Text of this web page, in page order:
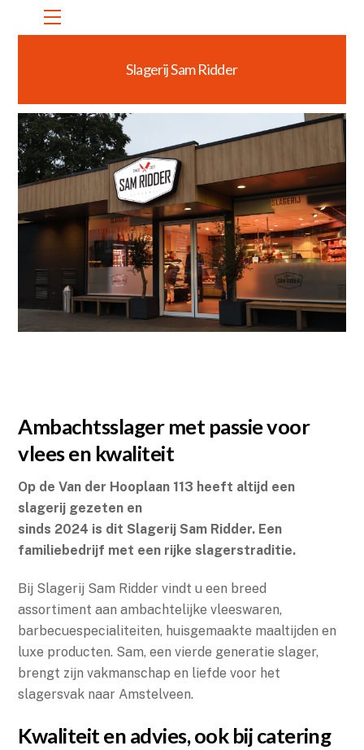
Menu
Slagerij Sam Ridder
0,0
5
Ambachtsslager met passie voor
vlees en kwaliteit
Op de Van der Hooplaan 113 heeft altijd een
slagerij gezeten en
sinds 2024 is dit Slagerij Sam Ridder. Een
familiebedrijf met een rijke slagerstraditie.
Bij Slagerij Sam Ridder vindt u een breed
assortiment aan ambachtelijke vleeswaren,
barbecuespecialiteiten, huisgemaakte maaltijden en
luxe producten. Sam, een vierde generatie slager,
brengt zijn vakmanschap en liefde voor het
slagersvak naar Amstelveen.
Kwaliteit en advies, ook bij catering